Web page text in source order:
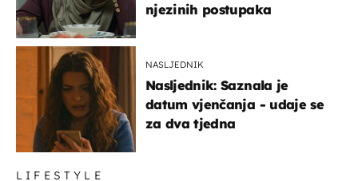
njezinih postupaka
NASLJEDNIK
Nasljednik: Saznala je
datum vjenčanja - udaje se
za dva tjedna
LIFESTYLE